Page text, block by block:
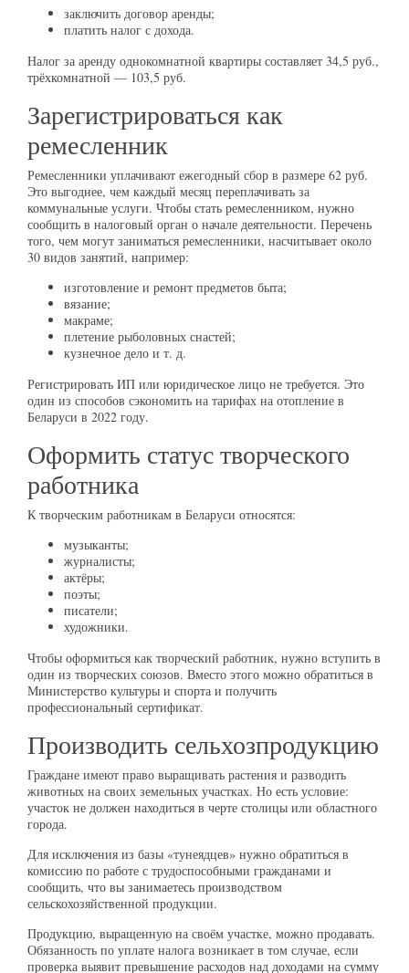
заключить договор аренды;
платить налог с дохода.
Налог за аренду однокомнатной квартиры составляет 34,5 руб.,
трёхкомнатной — 103,5 руб.
Зарегистрироваться как
ремесленник
Ремесленники уплачивают ежегодный сбор в размере 62 руб.
Это выгоднее, чем каждый месяц переплачивать за
коммунальные услуги. Чтобы стать ремесленником, нужно
сообщить в налоговый орган о начале деятельности. Перечень
того, чем могут заниматься ремесленники, насчитывает около
30 видов занятий, например:
изготовление и ремонт предметов быта;
вязание;
макраме;
плетение рыболовных снастей;
кузнечное дело и т. д.
Регистрировать ИП или юридическое лицо не требуется. Это
один из способов сэкономить на тарифах на отопление в
Беларуси в 2022 году.
Оформить статус творческого
работника
К творческим работникам в Беларуси относятся:
музыканты;
журналисты;
актёры;
поэты;
писатели;
художники.
Чтобы оформиться как творческий работник, нужно вступить в
один из творческих союзов. Вместо этого можно обратиться в
Министерство культуры и спорта и получить
профессиональный сертификат.
Производить сельхозпродукцию
Граждане имеют право выращивать растения и разводить
животных на своих земельных участках. Но есть условие:
участок не должен находиться в черте столицы или областного
города.
Для исключения из базы «тунеядцев» нужно обратиться в
комиссию по работе с трудоспособными гражданами и
сообщить, что вы занимаетесь производством
сельскохозяйственной продукции.
Продукцию, выращенную на своём участке, можно продавать.
Обязанность по уплате налога возникает в том случае, если
проверка выявит превышение расходов над доходами на сумму